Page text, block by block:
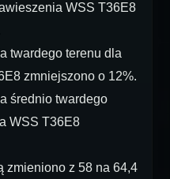
WSS T36E8
twardego terenu dla
zmniejszono o 12%.
średnio twardego
WSS T36E8
zmieniono z 58 na 64,4